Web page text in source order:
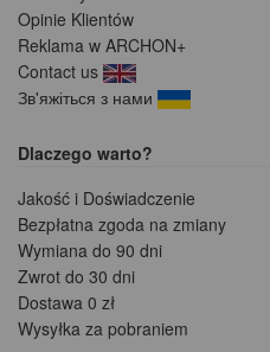
Opinie Klientów
Reklama w ARCHON+
Contact us
Зв'яжіться з нами
Dlaczego warto?
Jakość i Doświadczenie
Bezpłatna zgoda na zmiany
Wymiana do 90 dni
Zwrot do 30 dni
Dostawa 0 zł
Wysyłka za pobraniem